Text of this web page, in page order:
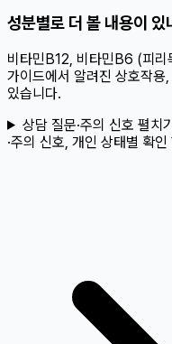
성분별로 더 볼 내용이 있
비타민B12, 비타민B6 (피리
가이드에서 알려진 상호작
있습니다.
상담 질문·주의 신호 펼치
·주의 신호, 개인 상태별 확